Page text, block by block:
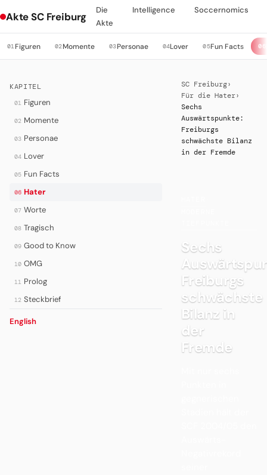
Akte SC Freiburg
Die
Akte
Intelligence Soccernomics
01Figuren 02Momente 03Personae 04Lover 05Fun Facts 06
KAPITEL
01 Figuren
02 Momente
03 Personae
04 Lover
05 Fun Facts
06 Hater
07 Worte
08 Tragisch
09 Good to Know
10 OMG
11 Prolog
12 Steckbrief
English
SC Freiburg›
Für die Hater›
Sechs
Auswärtspunkte:
Freiburgs
schwächste Bilanz
in der Fremde
Sechs
Freiburgs
schwächste
Bilanz in
der
Fremde